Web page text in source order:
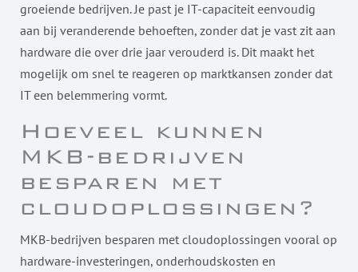
groeiende bedrijven. Je past je IT-capaciteit eenvoudig
aan bij veranderende behoeften, zonder dat je vast zit aan
hardware die over drie jaar verouderd is. Dit maakt het
mogelijk om snel te reageren op marktkansen zonder dat
IT een belemmering vormt.
Hoeveel kunnen
MKB-bedrijven
besparen met
cloudoplossingen?
MKB-bedrijven besparen met cloudoplossingen vooral op
hardware-investeringen, onderhoudskosten en